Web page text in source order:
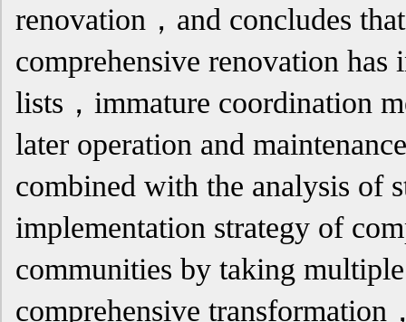
renovation，and concludes
comprehensive renovation
lists，immature coordination
later operation and
combined with the analysis of
implementation strategy of
communities by taking
comprehensive